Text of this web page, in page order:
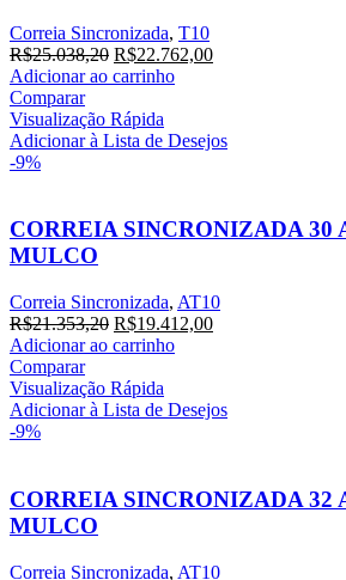
Correia Sincronizada, T10
R$25.038,20 O
preço
era:
R$25.038,20.
R$22.762,00O
R$22.762,00.
Adicionar ao carrinho
Comparar
Visualização Rápida
Adicionar à Lista de Desejos
-9%
CORREIA SINCRONIZADA 30
MULCO
Correia Sincronizada, AT10
R$21.353,20 O
preço
era:
R$21.353,20.
R$19.412,00O
R$19.412,00.
Adicionar ao carrinho
Comparar
Visualização Rápida
Adicionar à Lista de Desejos
-9%
CORREIA SINCRONIZADA 32
MULCO
Correia Sincronizada, AT10